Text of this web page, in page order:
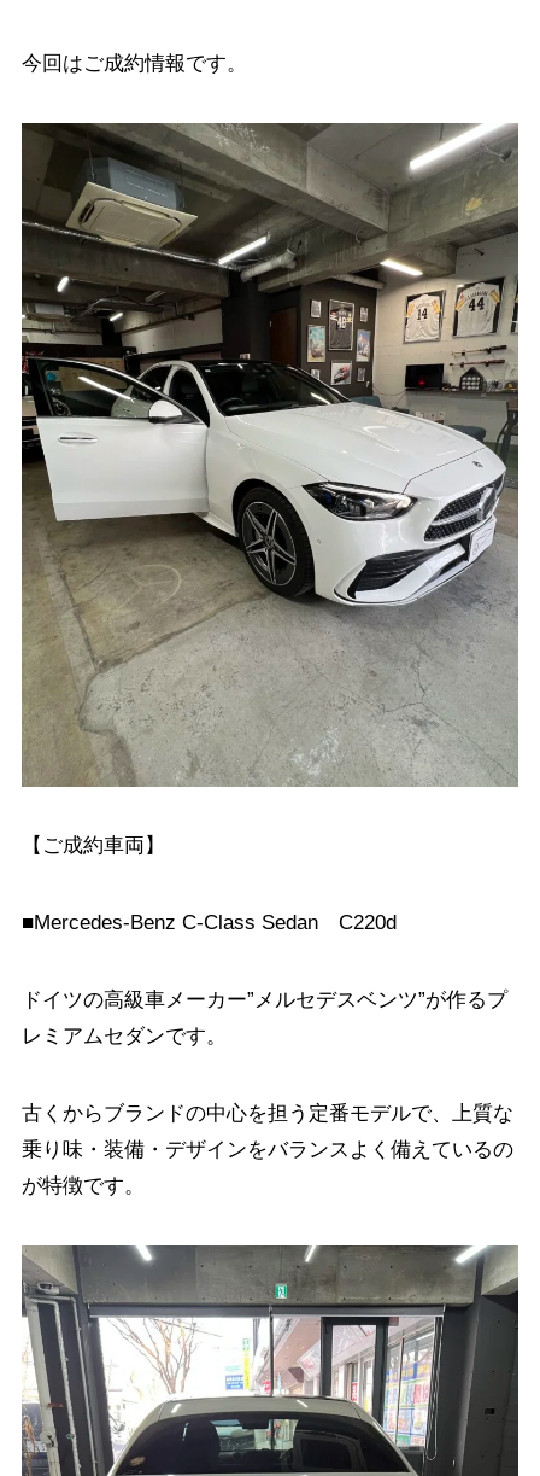
今回はご成約情報です。
【ご成約車両】
■Mercedes-Benz C-Class Sedan C220d
ドイツの高級車メーカー”メルセデスベンツ”が作るプ
レミアムセダンです。
古くからブランドの中心を担う定番モデルで、上質な
乗り味・装備・デザインをバランスよく備えているの
が特徴です。